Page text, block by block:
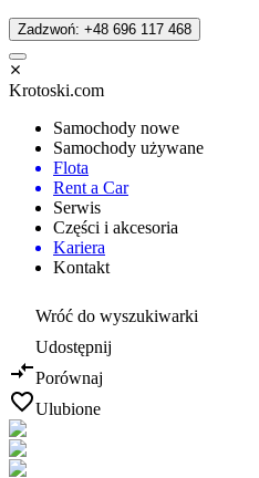
Zadzwoń: +48 696 117 468
Krotoski.com
Samochody nowe
Samochody używane
Flota
Rent a Car
Serwis
Części i akcesoria
Kariera
Kontakt
Wróć do wyszukiwarki
Udostępnij
Porównaj
Ulubione